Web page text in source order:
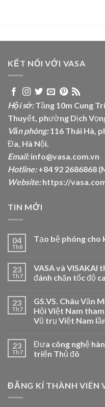
KẾT NỐI VỚI VASA
Hội sở:Tầng 10m Cung
Thuyết, phường Dịch
Văn phòng:116 Thái Hà,
Đa, Hà Nội.
Email:info@vasa.com.vn
Hotline:+84 92 2686868
Website: https://
TIN MỚI
04
Th8
Tạo bệ phóng cho
23
Th7
VASA và VISAKAI
đánh chặn tốc độ
23
Th7
GS.VS. Châu Văn
Hội Việt Nam
Vũ trụ Việt Nam
23
Th7
Đưa công nghệ
triển Thủ đô
ĐĂNG KÍ THÀNH VIÊN